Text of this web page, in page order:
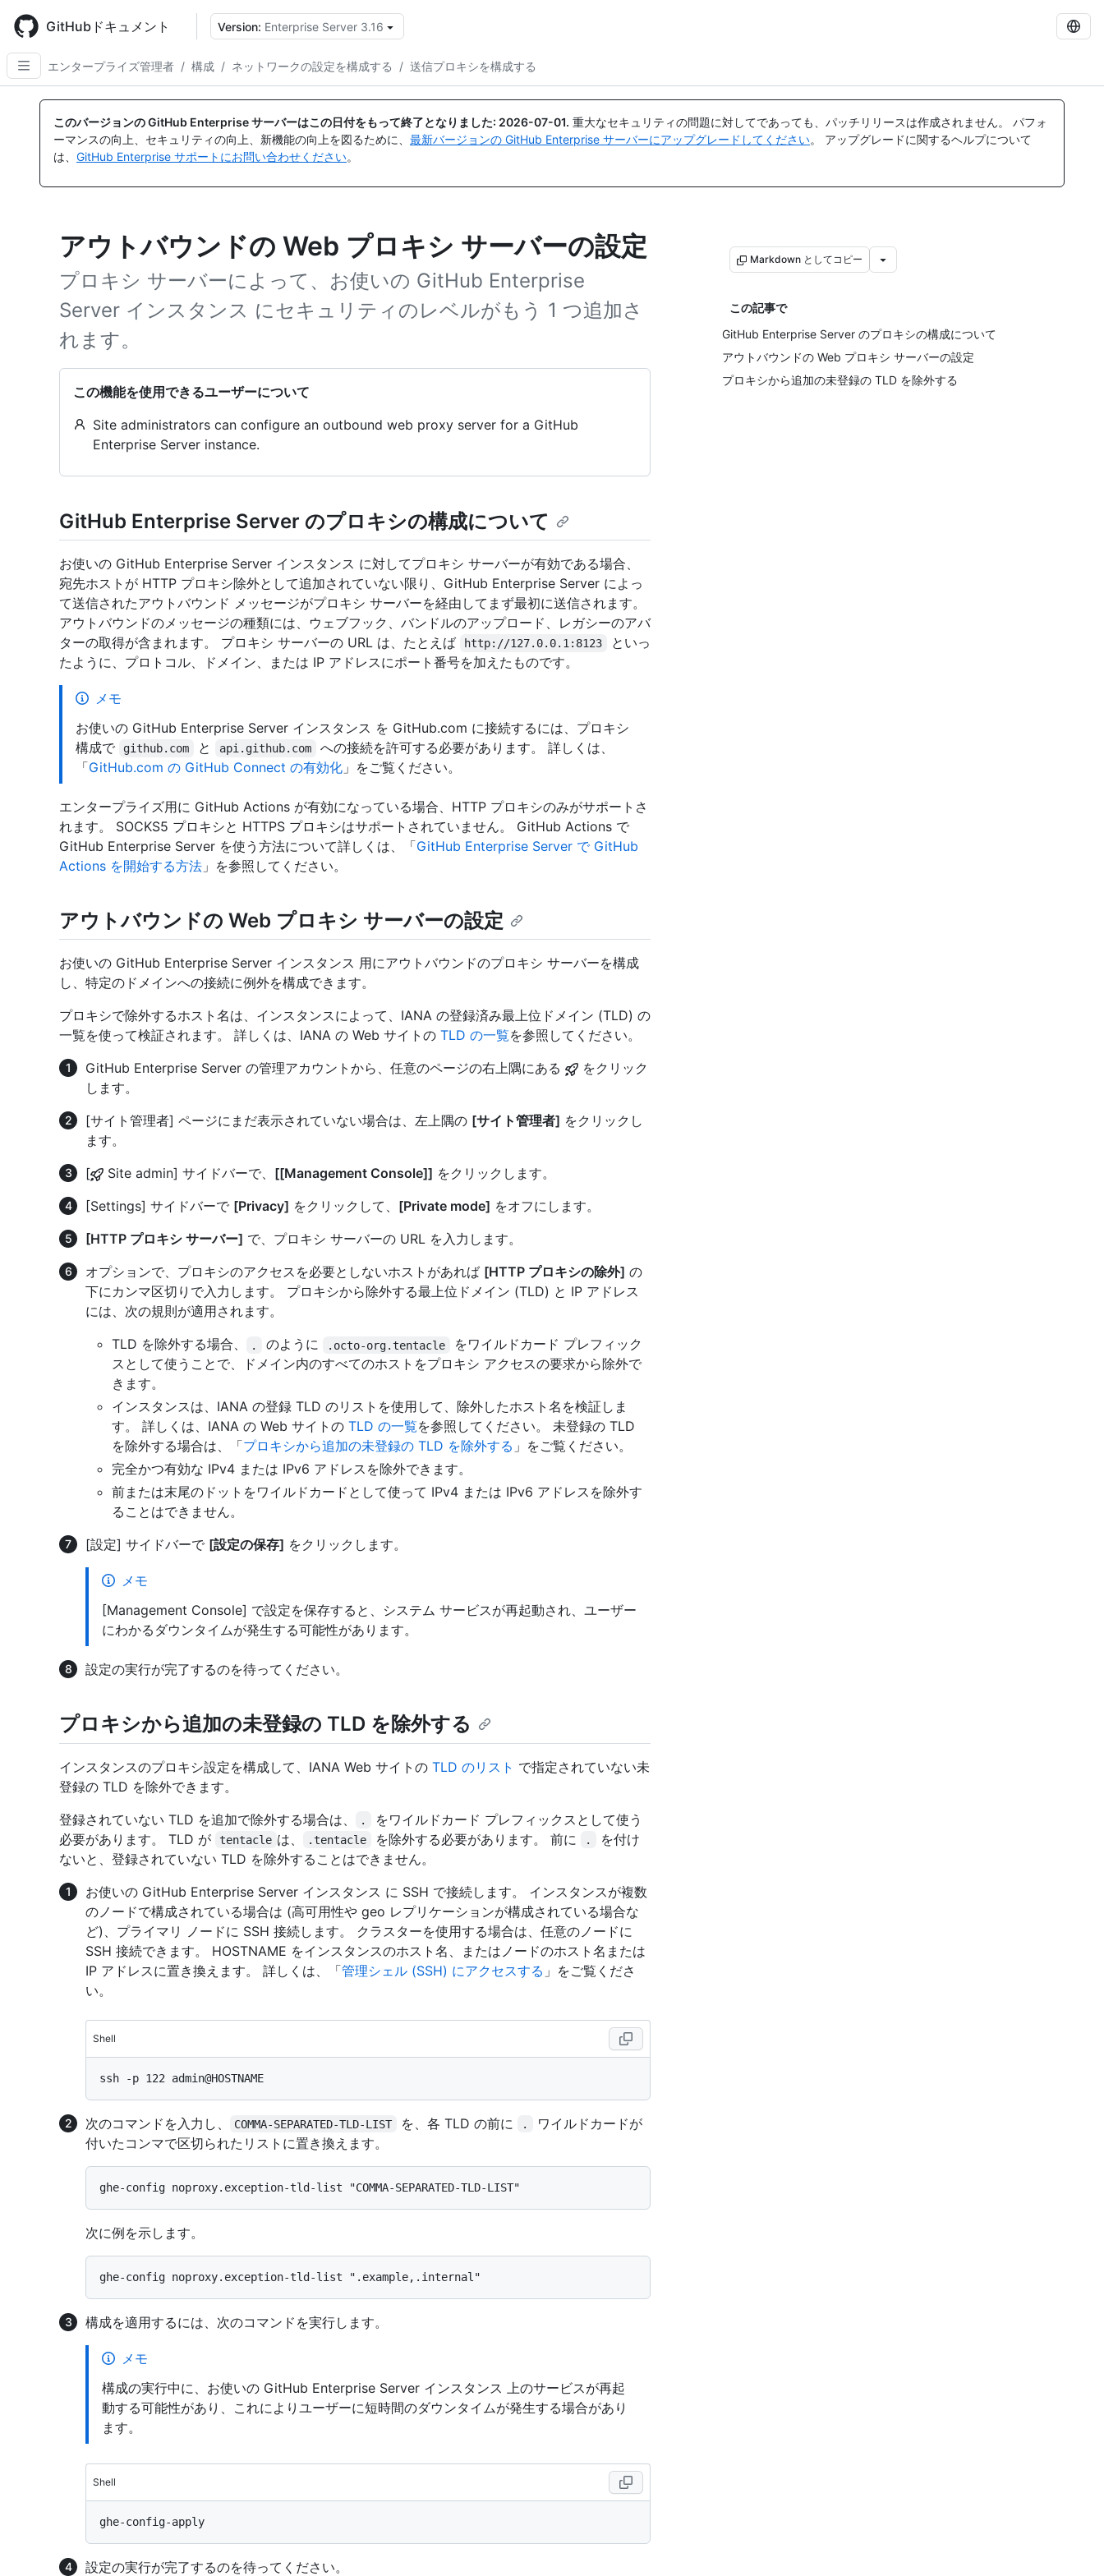
main
content
GitHubドキュメント Version: Enterprise Server 3.16
エンタープライズ管理者 / 構成 / ネットワークの設定を構成する / 送信プロキシを構成する
このバージョンの GitHub Enterprise サーバーはこの日付をもって終了となりました: 2026-07-01. 重大なセキュリティの問題に対してであっても、パッチリリースは作成されません。 パフォ
ーマンスの向上、セキュリティの向上、新機能の向上を図るために、 最新バージョンの GitHub Enterprise サーバーにアップグレードしてください。 アップグレードに関するヘルプについて
は、 GitHub Enterprise サポートにお問い合わせください。
アウトバウンドの Web プロキシ サーバーの設定
プロキシ サーバーによって、お使いの GitHub Enterprise
Server インスタンス にセキュリティのレベルがもう 1 つ追加さ
れます。
この機能を使用できるユーザーについて
Site administrators can configure an outbound web proxy server for a GitHub
Enterprise Server instance.
Markdown としてコピー
この記事で
GitHub Enterprise Server のプロキシの構成について
アウトバウンドの Web プロキシ サーバーの設定
プロキシから追加の未登録の TLD を除外する
GitHub Enterprise Server のプロキシの構成について
お使いの GitHub Enterprise Server インスタンス に対してプロキシ サーバーが有効である場合、
宛先ホストが HTTP プロキシ除外として追加されていない限り、GitHub Enterprise Server によっ
て送信されたアウトバウンド メッセージがプロキシ サーバーを経由してまず最初に送信されます。
アウトバウンドのメッセージの種類には、ウェブフック、バンドルのアップロード、レガシーのアバ
ターの取得が含まれます。 プロキシ サーバーの URL は、たとえば
http://127.0.0.1:8123
といっ
たように、プロトコル、ドメイン、または IP アドレスにポート番号を加えたものです。
メモ
お使いの GitHub Enterprise Server インスタンス を GitHub.com に接続するには、プロキシ
構成で
github.com と api.github.com
への接続を許可する必要があります。 詳しくは、
「GitHub.com の GitHub Connect の有効化 」をご覧ください。
エンタープライズ用に GitHub Actions が有効になっている場合、HTTP プロキシのみがサポートさ
れます。 SOCKS5 プロキシと HTTPS プロキシはサポートされていません。 GitHub Actions で
GitHub Enterprise Server を使う方法について詳しくは、「GitHub Enterprise Server で GitHub
Actions を開始する方法 」を参照してください。
アウトバウンドの Web プロキシ サーバーの設定
お使いの GitHub Enterprise Server インスタンス 用にアウトバウンドのプロキシ サーバーを構成
し、特定のドメインへの接続に例外を構成できます。
プロキシで除外するホスト名は、インスタンスによって、IANA の登録済み最上位ドメイン (TLD) の
一覧を使って検証されます。 詳しくは、IANA の Web サイトの TLD の一覧を参照してください。
GitHub Enterprise Server の管理アカウントから、任意のページの右上隅にある
をクリック
します。
[サイト管理者] ページにまだ表示されていない場合は、左上隅の [サイト管理者] をクリックし
ます。
[
Site admin] サイドバーで、 [[Management Console]] をクリックします。
[Settings] サイドバーで [Privacy] をクリックして、 [Private mode] をオフにします。
[HTTP プロキシ サーバー] で、プロキシ サーバーの URL を入力します。
オプションで、プロキシのアクセスを必要としないホストがあれば [HTTP プロキシの除外] の
下にカンマ区切りで入力します。 プロキシから除外する最上位ドメイン (TLD) と IP アドレス
には、次の規則が適用されます。
TLD を除外する場合、
. のように .octo-org.tentacle
をワイルドカード プレフィック
スとして使うことで、ドメイン内のすべてのホストをプロキシ アクセスの要求から除外で
きます。
インスタンスは、IANA の登録 TLD のリストを使用して、除外したホスト名を検証しま
す。 詳しくは、IANA の Web サイトの TLD の一覧を参照してください。 未登録の TLD
を除外する場合は、「プロキシから追加の未登録の TLD を除外する 」をご覧ください。
完全かつ有効な IPv4 または IPv6 アドレスを除外できます。
前または末尾のドットをワイルドカードとして使って IPv4 または IPv6 アドレスを除外す
ることはできません。
[設定] サイドバーで [設定の保存] をクリックします。
メモ
[Management Console] で設定を保存すると、システム サービスが再起動され、ユーザー
にわかるダウンタイムが発生する可能性があります。
設定の実行が完了するのを待ってください。
プロキシから追加の未登録の TLD を除外する
インスタンスのプロキシ設定を構成して、IANA Web サイトの TLD のリスト で指定されていない未
登録の TLD を除外できます。
登録されていない TLD を追加で除外する場合は、
.
をワイルドカード プレフィックスとして使う
必要があります。 TLD が
tentacle は、 .tentacle を除外する必要があります。 前に .
を付け
ないと、登録されていない TLD を除外することはできません。
お使いの GitHub Enterprise Server インスタンス に SSH で接続します。 インスタンスが複数
のノードで構成されている場合は (高可用性や geo レプリケーションが構成されている場合な
ど)、プライマリ ノードに SSH 接続します。 クラスターを使用する場合は、任意のノードに
SSH 接続できます。 HOSTNAME をインスタンスのホスト名、またはノードのホスト名または
IP アドレスに置き換えます。 詳しくは、「管理シェル (SSH) にアクセスする 」をご覧くださ
い。
Shell
次のコマンドを入力し、 COMMA-SEPARATED-TLD-LIST を、各 TLD の前に .
ワイルドカードが
付いたコンマで区切られたリストに置き換えます。
次に例を示します。
構成を適用するには、次のコマンドを実行します。
メモ
構成の実行中に、お使いの GitHub Enterprise Server インスタンス 上のサービスが再起
動する可能性があり、これによりユーザーに短時間のダウンタイムが発生する場合があり
ます。
Shell
設定の実行が完了するのを待ってください。